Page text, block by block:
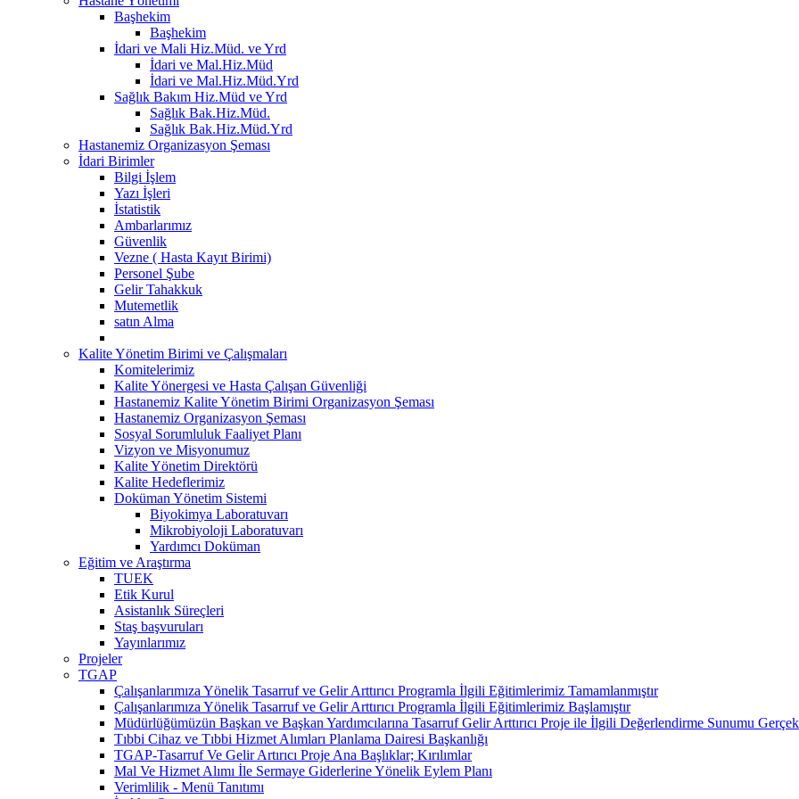
Başhekim
Başhekim
İdari ve Mali Hiz.Müd. ve Yrd
İdari ve Mal.Hiz.Müd
İdari ve Mal.Hiz.Müd.Yrd
Sağlık Bakım Hiz.Müd ve Yrd
Sağlık Bak.Hiz.Müd.
Sağlık Bak.Hiz.Müd.Yrd
Hastanemiz Organizasyon Şeması
İdari Birimler
Bilgi İşlem
Yazı İşleri
İstatistik
Ambarlarımız
Güvenlik
Vezne ( Hasta Kayıt Birimi)
Personel Şube
Gelir Tahakkuk
Mutemetlik
satın Alma
Kalite Yönetim Birimi ve Çalışmaları
Komitelerimiz
Kalite Yönergesi ve Hasta Çalışan Güvenliği
Hastanemiz Kalite Yönetim Birimi Organizasyon Şeması
Hastanemiz Organizasyon Şeması
Sosyal Sorumluluk Faaliyet Planı
Vizyon ve Misyonumuz
Kalite Yönetim Direktörü
Kalite Hedeflerimiz
Doküman Yönetim Sistemi
Biyokimya Laboratuvarı
Mikrobiyoloji Laboratuvarı
Yardımcı Doküman
Eğitim ve Araştırma
TUEK
Etik Kurul
Asistanlık Süreçleri
Staş başvuruları
Yayınlarımız
Projeler
TGAP
Çalışanlarımıza Yönelik Tasarruf ve Gelir Arttırıcı Programla İlgili Eğitimlerimiz Tamamlanmıştır
Çalışanlarımıza Yönelik Tasarruf ve Gelir Arttırıcı Programla İlgili Eğitimlerimiz Başlamıştır
Müdürlüğümüzün Başkan ve Başkan Yardımcılarına Tasarruf Gelir Arttırıcı Proje ile İlgili Değerlendirme Sunumu
Tıbbi Cihaz ve Tıbbi Hizmet Alımları Planlama Dairesi Başkanlığı
TGAP-Tasarruf Ve Gelir Artırıcı Proje Ana Başlıklar; Kırılımlar
Mal Ve Hizmet Alımı İle Sermaye Giderlerine Yönelik Eylem Planı
Verimlilik - Menü Tanıtımı